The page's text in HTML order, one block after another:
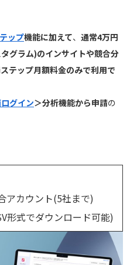
ップ機能に加えて、 通常4万円
グラム)のインサイトや競合分
テップ月額料金のみで利用で
グイン＞分析機能から申請の
アカウント(5社まで)
形式でダウンロード可能)